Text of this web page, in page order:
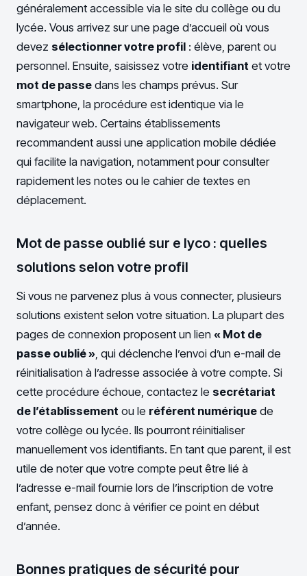
généralement accessible via le site du collège ou du
lycée. Vous arrivez sur une page d’accueil où vous
devez sélectionner votre profil : élève, parent ou
personnel. Ensuite, saisissez votre identifiant et votre
mot de passe dans les champs prévus. Sur
smartphone, la procédure est identique via le
navigateur web. Certains établissements
recommandent aussi une application mobile dédiée
qui facilite la navigation, notamment pour consulter
rapidement les notes ou le cahier de textes en
déplacement.
Mot de passe oublié sur e lyco : quelles
solutions selon votre profil
Si vous ne parvenez plus à vous connecter, plusieurs
solutions existent selon votre situation. La plupart des
pages de connexion proposent un lien « Mot de
passe oublié » , qui déclenche l’envoi d’un e-mail de
réinitialisation à l’adresse associée à votre compte. Si
cette procédure échoue, contactez le secrétariat
de l’établissement ou le référent numérique de
votre collège ou lycée. Ils pourront réinitialiser
manuellement vos identifiants. En tant que parent, il est
utile de noter que votre compte peut être lié à
l’adresse e-mail fournie lors de l’inscription de votre
enfant, pensez donc à vérifier ce point en début
d’année.
Bonnes pratiques de sécurité pour